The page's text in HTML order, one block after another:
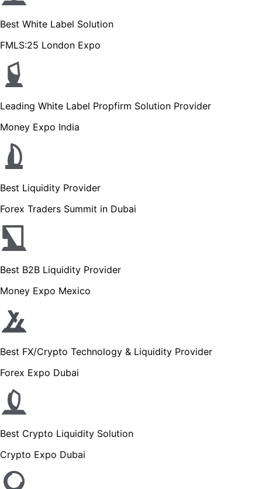
Best White Label Solution
FMLS:25 London Expo
Leading White Label Propfirm Solution Provider
Money Expo India
Best Liquidity Provider
Forex Traders Summit in Dubai
Best B2B Liquidity Provider
Money Expo Mexico
Best FX/Crypto Technology & Liquidity Provider
Forex Expo Dubai
Best Crypto Liquidity Solution
Crypto Expo Dubai